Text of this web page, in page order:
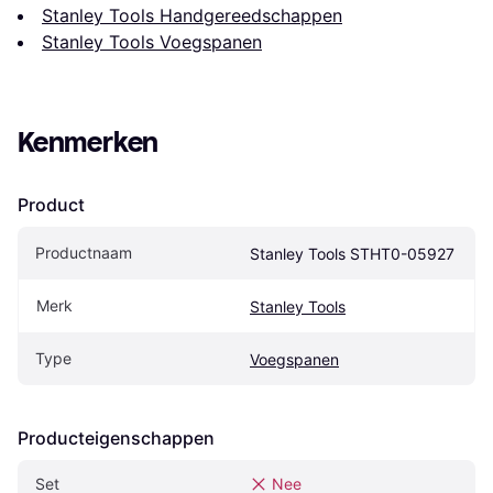
Stanley Tools Handgereedschappen
Stanley Tools Voegspanen
Kenmerken
Product
Productnaam Stanley Tools STHT0-05927
Merk Stanley Tools
Type Voegspanen
Producteigenschappen
Set Nee